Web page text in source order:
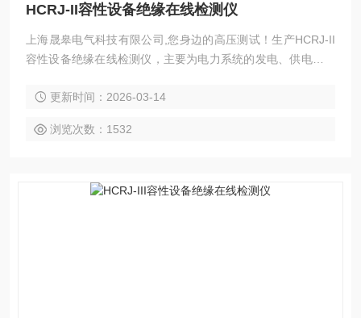
HCRJ-II容性设备绝缘在线检测仪
上海晟皋电气科技有限公司,您身边的高压测试！生产HCRJ-II
容性设备绝缘在线检测仪，主要为电力系统的发电、供电、用
验设备和检测仪器仪表，咨询！
更新时间：2026-03-14
浏览次数：1532